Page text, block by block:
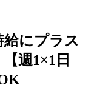
にプラス
週1×1日